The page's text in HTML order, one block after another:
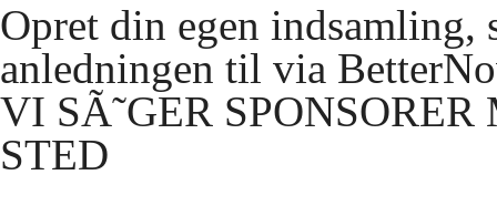
Opret din egen indsamling,
anledningen til via
VI SÃ˜GER SPONSORER
STED